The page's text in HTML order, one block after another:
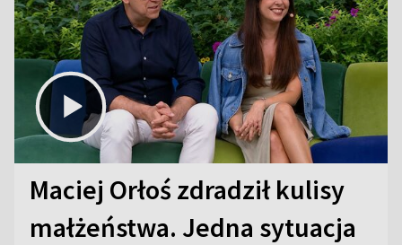
Maciej Orłoś zdradził kulisy
małżeństwa. Jedna sytuacja